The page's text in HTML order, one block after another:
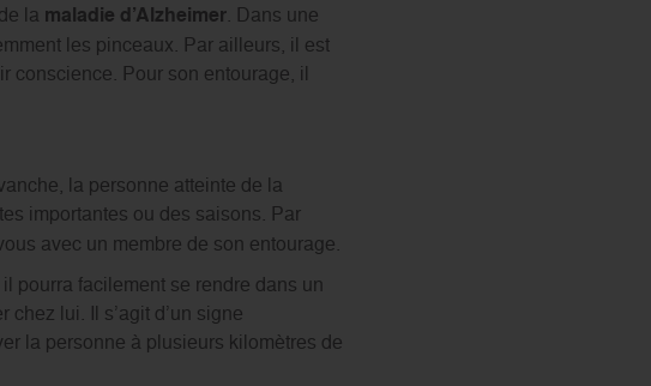
la maladie d’Alzheimer. Dans une
les pinceaux. Par ailleurs, il est
conscience. Pour son entourage, il
la personne atteinte de la
importantes ou des saisons. Par
avec un membre de son entourage.
pourra facilement se rendre dans un
lui. Il s’agit d’un signe
la personne à plusieurs kilomètres de